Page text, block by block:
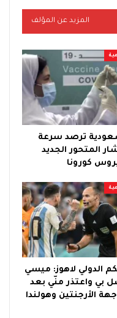
المزيد عن المؤلف
ترصد سرعة
المتحور الجديد
كورونا
الدولي لاهوز: ميسي
بي واعتذر منّي بعد
الأرجنتين وهولندا